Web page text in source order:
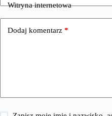
Witryna internetowa
Dodaj komentarz *